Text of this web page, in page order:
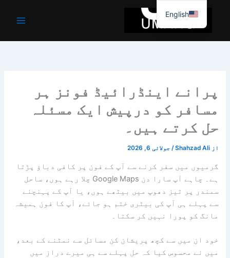
جائیں۔
پرانے اینڈرائیڈ فونز ہر
مسافر کو درپیش ایک مسئلہ
حل کرتے ہیں۔
از Shahzad Ali
/جولائی 6, 2026
گرمیوں میں سفر کرنے سے آپ کے فون پر کافی دباؤ پڑتا
ہے۔ چاہے آپ سارا دن Google Maps چلا رہے ہوں، ساحل
سمندر پر تیز دھوپ میں بیٹھے ہوں، یا آپ کے پہنچنے
سے پہلے ہی آپ کی بیٹری ختم ہو جائے، آپ کا فون ہمیشہ
مانگ کو پورا نہیں کر سکتا۔
خود ان میں سے کچھ پریشان کن مسائل سے نمٹنے کے بعد،
میں نے محسوس کیا کہ حل پہلے سے ہی میرے دراز میں
English